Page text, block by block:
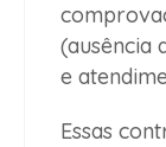
(ausência
e
Essas